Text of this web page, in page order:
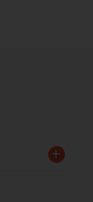
+